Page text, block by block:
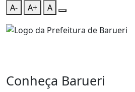
A- A+ A
Conheça Barueri